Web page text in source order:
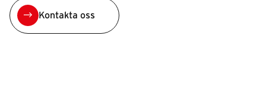
Kontakta oss